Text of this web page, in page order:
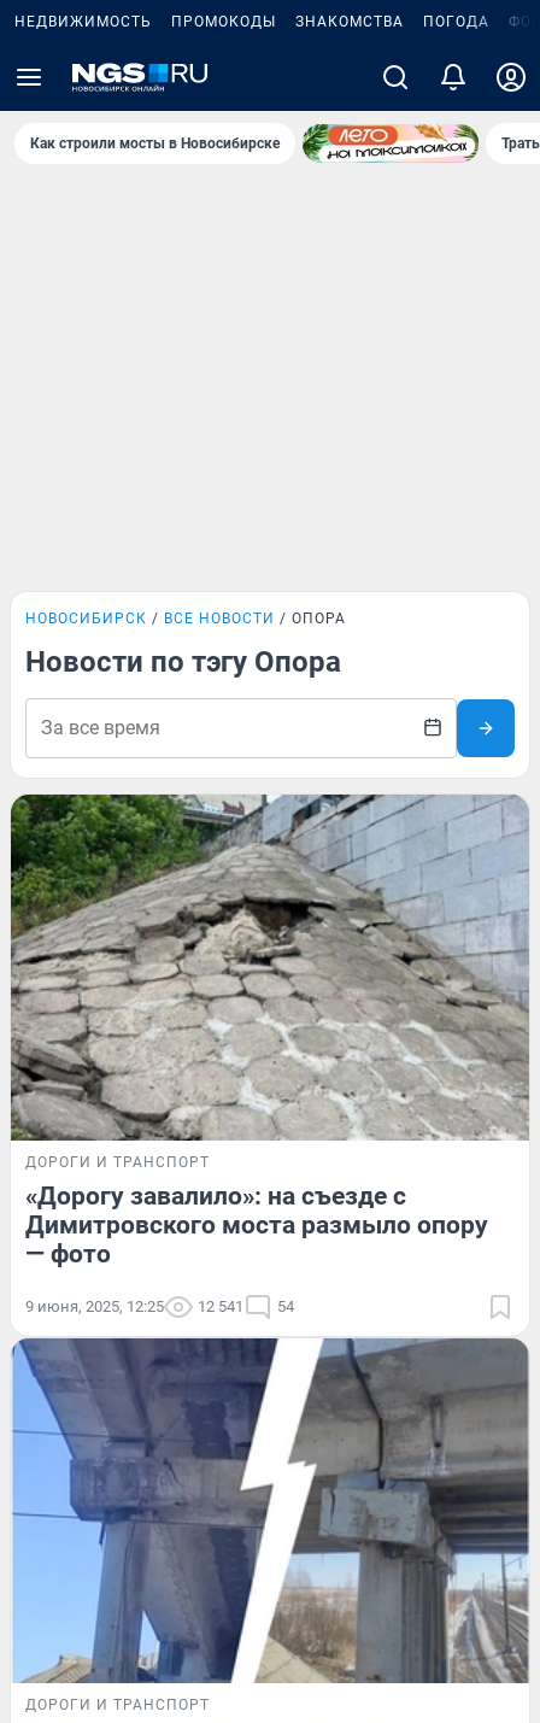
НЕДВИЖИМОСТЬ ПРОМОКОДЫ ЗНАКОМСТВА ПОГОДА
Как строили мосты в Новосибирске
НОВОСИБИРСК ВСЕ НОВОСТИ ОПОРА
Новости по тэгу Опора
ДОРОГИ И ТРАНСПОРТ
«Дорогу завалило»: на съезде с
Димитровского моста размыло опору
— фото
9 июня, 2025, 12:25 12 541 54
ДОРОГИ И ТРАНСПОРТ